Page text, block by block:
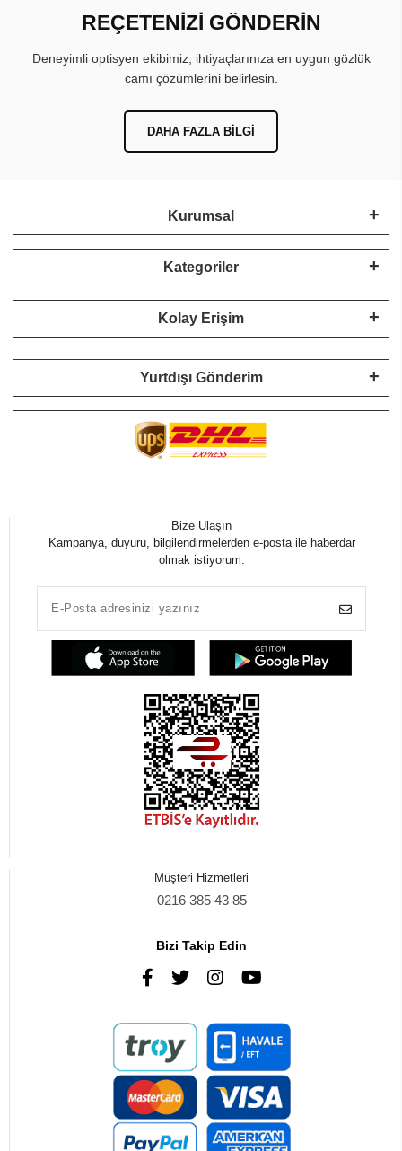
REÇETENİZİ GÖNDERİN
Deneyimli optisyen ekibimiz, ihtiyaçlarınıza en uygun gözlük
camı çözümlerini belirlesin.
DAHA FAZLA BILGI
Kurumsal
Kategoriler
Kolay Erişim
Yurtdışı Gönderim
Bize Ulaşın
Kampanya, duyuru, bilgilendirmelerden e-posta ile haberdar
olmak istiyorum.
Müşteri Hizmetleri
0216 385 43 85
Bizi Takip Edin